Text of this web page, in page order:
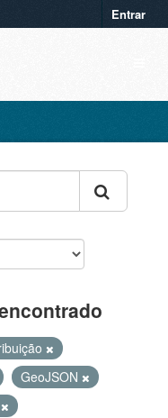
Entrar
GeoJSON